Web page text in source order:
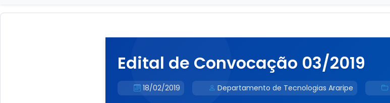
Edital de Convocação 03/2019
18/02/2019 Departamento de Tecnologias Araripe